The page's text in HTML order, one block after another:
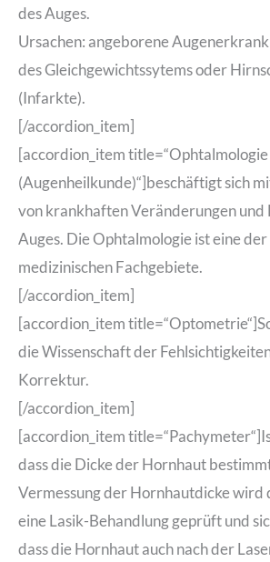
des Auges.
Ursachen: angeborene
des Gleichgewichtssytems oder
(Infarkte).
[/accordion_item]
[accordion_item title=“Ophtalmologie
(Augenheilkunde)“]beschäftigt sich
von krankhaften Veränderungen und
Auges. Die Ophtalmologie ist eine
medizinischen Fachgebiete.
[/accordion_item]
[accordion_item
die Wissenschaft der
Korrektur.
[/accordion_item]
[accordion_item
dass die Dicke der Hornhaut
Vermessung der Hornhautdicke wird
eine Lasik-Behandlung geprüft und
dass die Hornhaut auch nach der